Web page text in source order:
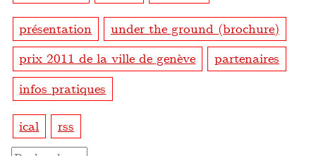
présentation
under the ground (brochure)
prix 2011 de la ville de genève
partenaires
infos pratiques
ical rss